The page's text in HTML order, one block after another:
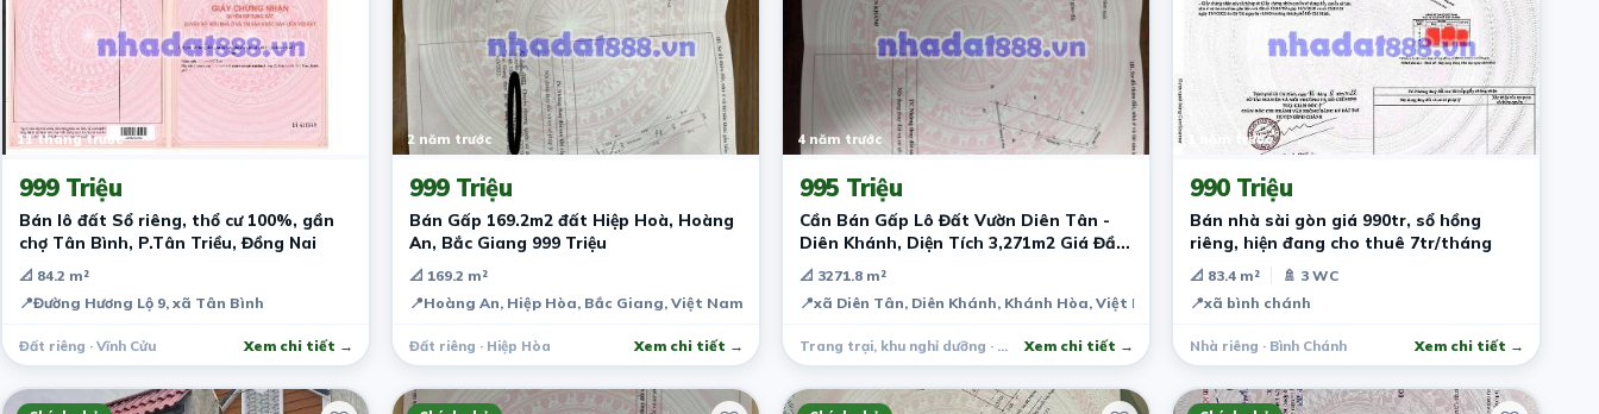
11 tháng trước
999 Triệu
Bán lô đất Sổ riêng, thổ cư 100%, gần
chợ Tân Bình, P.Tân Triều, Đồng Nai
📐 84.2 m²
📍Đường Hương Lộ 9, xã Tân Bình
Đất riêng · Vĩnh Cửu Xem chi tiết →
2 năm trước
999 Triệu
Bán Gấp 169.2m2 đất Hiệp Hoà, Hoàng
An, Bắc Giang 999 Triệu
📐 169.2 m²
📍Hoàng An, Hiệp Hòa, Bắc Giang, Việt Nam
Đất riêng · Hiệp Hòa Xem chi tiết →
4 năm trước
995 Triệu
Cần Bán Gấp Lô Đất Vườn Diên Tân -
Diên Khánh, Diện Tích 3,271m2 Giá Đầu
Tư
📐 3271.8 m²
📍xã Diên Tân, Diên Khánh, Khánh Hòa, Việt Nam
Trang trại, khu nghỉ dưỡng · Diên Khánh Xem chi tiết →
1 năm trước
990 Triệu
Bán nhà sài gòn giá 990tr, sổ hồng
riêng, hiện đang cho thuê 7tr/tháng
📐 83.4 m²
🚿 3 WC
📍xã bình chánh
Nhà riêng · Bình Chánh Xem chi tiết →